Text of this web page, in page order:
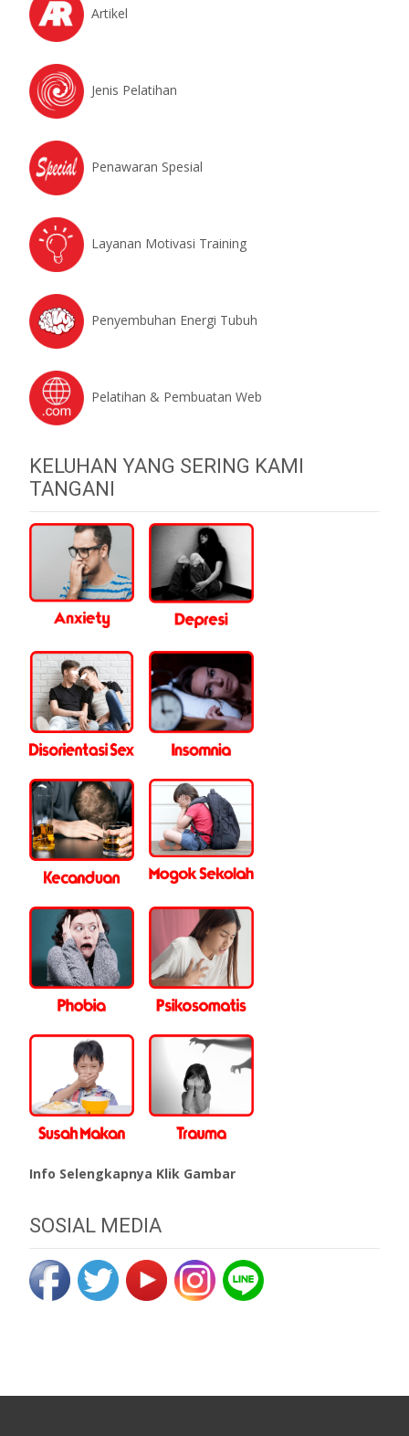
Artikel
Jenis Pelatihan
Penawaran Spesial
Layanan Motivasi Training
Penyembuhan Energi Tubuh
Pelatihan & Pembuatan Web
KELUHAN YANG SERING KAMI
TANGANI
Info Selengkapnya Klik Gambar
SOSIAL MEDIA